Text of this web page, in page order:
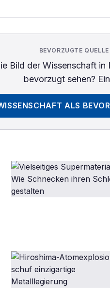
BEVORZUGTE
Bild der Wissenschaftin
bevorzugt sehen?
ALS